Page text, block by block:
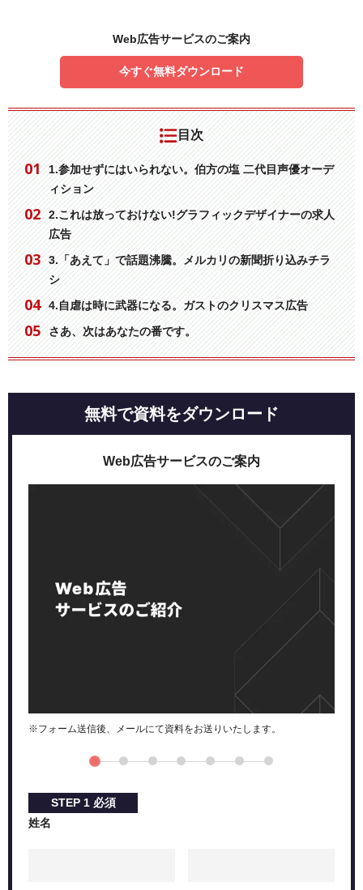
Web広告サービスのご案内
今すぐ無料ダウンロード
目次
1.参加せずにはいられない。伯方の塩 二代目声優オーデ
ィション
2.これは放っておけない!グラフィックデザイナーの求人
広告
3.「あえて」で話題沸騰。メルカリの新聞折り込みチラ
シ
4.自虐は時に武器になる。ガストのクリスマス広告
さあ、次はあなたの番です。
無料で資料をダウンロード
※フォーム送信後、メールにて資料をお送りいたします。
Web広告サービスのご案内
STEP 1 必須
姓名